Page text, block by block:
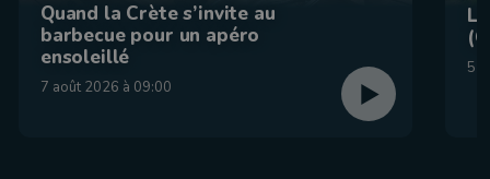
Quand la Crète s’invite au
barbecue pour un apéro
ensoleillé
7 août 2026 à 09:00
5